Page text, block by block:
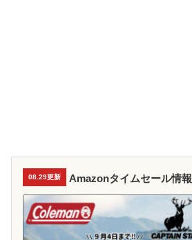
08.29更新 Amazonタイムセール情報